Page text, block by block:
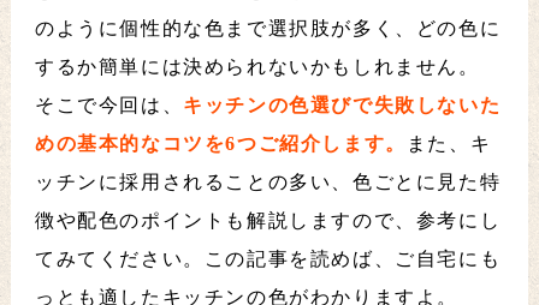
のように個性的な色まで選択肢が多く、どの色に
するか簡単には決められないかもしれません。
そこで今回は、 キッチンの色選びで失敗しないた
めの基本的なコツを6つご紹介します。
また、キ
ッチンに採用されることの多い、色ごとに見た特
徴や配色のポイントも解説しますので、参考にし
てみてください。この記事を読めば、ご自宅にも
っとも適したキッチンの色がわかりますよ。